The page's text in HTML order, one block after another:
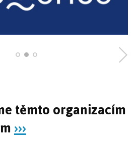
těmto organizacím
›››